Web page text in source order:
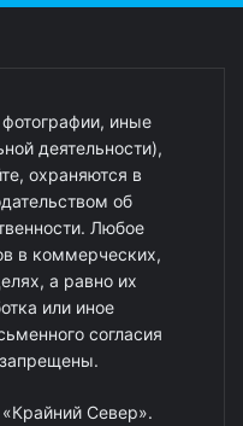
иные
деятельности),
охраняются в
об
Любое
в коммерческих,
а равно их
или иное
согласия
Север».